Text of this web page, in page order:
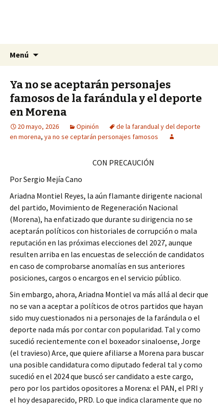
La Yunta de Tepic
La nueva opción en información
Menú
Ya no se aceptarán personajes
famosos de la farándula y el deporte
en Morena
20 mayo, 2026 Opinión
de la farandual y del deporte
en morena, ya no se ceptarán personajes famosos
CON PRECAUCIÓN
Por Sergio Mejía Cano
Ariadna Montiel Reyes, la aún flamante dirigente nacional
del partido, Movimiento de Regeneración Nacional
(Morena), ha enfatizado que durante su dirigencia no se
aceptarán políticos con historiales de corrupción o mala
reputación en las próximas elecciones del 2027, aunque
resulten arriba en las encuestas de selección de candidatos
en caso de comprobarse anomalías en sus anteriores
posiciones, cargos o encargos en el servicio público.
Sin embargo, ahora, Ariadna Montiel va más allá al decir que
no se van a aceptar a políticos de otros partidos que hayan
sido muy cuestionados ni a personajes de la farándula o el
deporte nada más por contar con popularidad. Tal y como
sucedió recientemente con el boxeador sinaloense, Jorge
(el travieso) Arce, que quiere afiliarse a Morena para buscar
una posible candidatura como diputado federal tal y como
sucedió en el 2024 que buscó ser candidato a este cargo,
pero por los partidos opositores a Morena: el PAN, el PRI y
el hoy desaparecido, PRD. Lo que indica claramente que no